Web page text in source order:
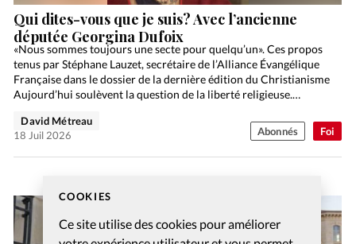
COOKIES
Ce site utilise des cookies pour améliorer
Foi
Qui dites-vous que je suis? Avec l’ancienne
députée Georgina Dufoix
«Nous sommes toujours une secte pour quelqu’un». Ces propos
tenus par Stéphane Lauzet, secrétaire de l’Alliance Évangélique
Française dans le dossier de la dernière édition du Christianisme
Aujourd’hui soulèvent la question de la liberté religieuse.…
David Métreau
18 Juil 2026
Abonnés